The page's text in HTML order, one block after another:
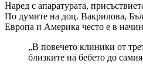
Наред с апаратурата,
По думите на доц. Вакрилова,
Европа и Америка често е в
„В повечето клиники от
близките на бебето до